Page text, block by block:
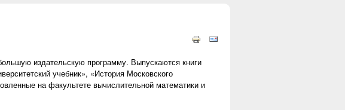
издательскую программу. Выпускаются книги
учебник», «История Московского
на факультете вычислительной математики и